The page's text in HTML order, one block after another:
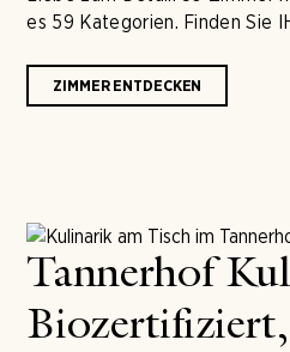
es 59 Kategorien. Finden Sie
ZIMMER ENTDECKEN
Tannerhof